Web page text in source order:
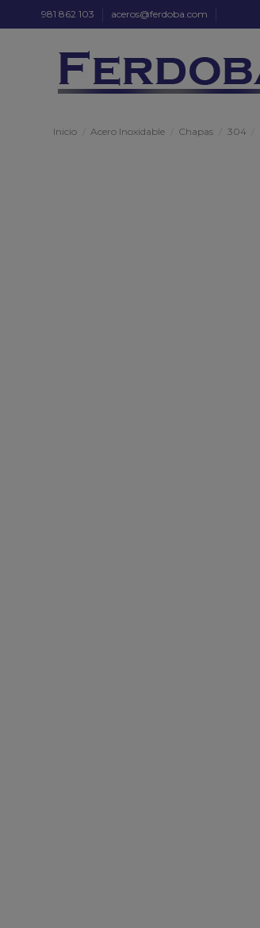
981 862 103 aceros@ferdoba.com
Inicio Acero Inoxidable Chapas 304